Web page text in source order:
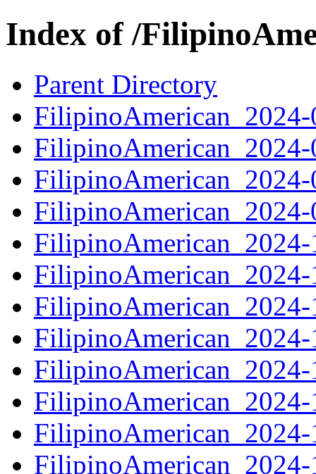
Index of /
Parent Directory
FilipinoAmerican_2024-
FilipinoAmerican_2024-
FilipinoAmerican_2024-
FilipinoAmerican_2024-